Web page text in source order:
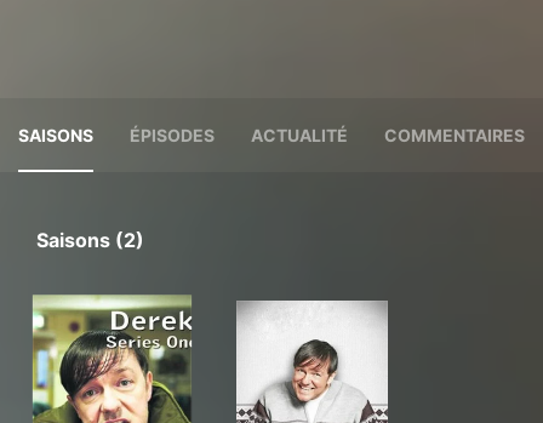
SAISONS ÉPISODES ACTUALITÉ COMMENTAIRES
Saisons (2)